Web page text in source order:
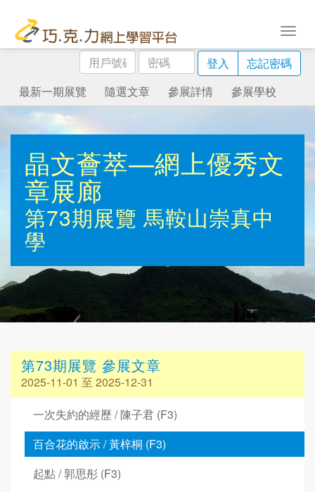
用
戶
號
碼
密
碼
登入
忘記密碼
最新一期展覽
隨選文章 參展詳情 參展學校
晶文薈萃—網上優秀文
章展廊
第73期展覽 馬鞍山崇真中
學
第73期展覽 參展文章
2025-11-01 至 2025-12-31
一次失約的經歷 / 陳子君 (F3)
百合花的啟示 / 黃梓桐 (F3)
起點 / 郭思彤 (F3)